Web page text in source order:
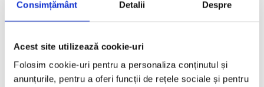
Consimțământ Detalii Despre
Acest site utilizează cookie-uri
Folosim cookie-uri pentru a personaliza conținutul și
anunțurile, pentru a oferi funcții de rețele sociale și pentru
tinute semnate